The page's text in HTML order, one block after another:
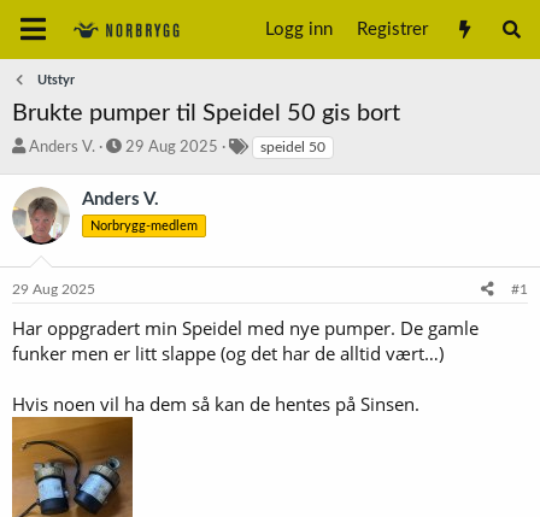
Logg inn Registrer
Utstyr
Brukte pumper til Speidel 50 gis bort
T
å
d
s
r
e
r
Anders V.
S
r
t
29 Aug 2025 speidel 50
Anders V.
Norbrygg-medlem
29 Aug 2025 #1
Har oppgradert min Speidel med nye pumper. De gamle
funker men er litt slappe (og det har de alltid vært…)
Hvis noen vil ha dem så kan de hentes på Sinsen.